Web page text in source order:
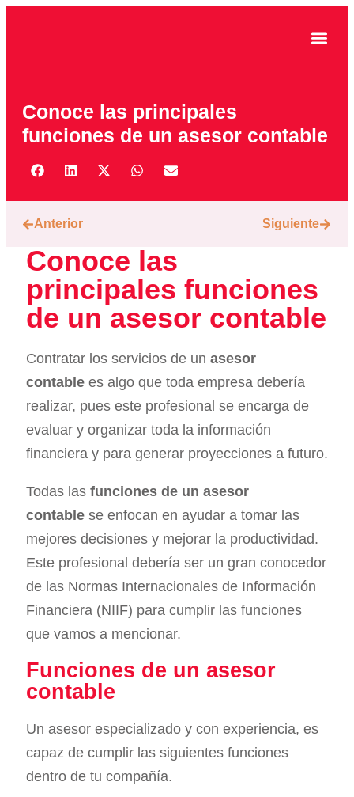
Conoce las principales
funciones de un asesor contable
Conoce las
principales funciones
de un asesor contable
Contratar los servicios de un asesor
contable es algo que toda empresa debería
realizar, pues este profesional se encarga de
evaluar y organizar toda la información
financiera y para generar proyecciones a futuro.
Todas las funciones de un asesor
contable se enfocan en ayudar a tomar las
mejores decisiones y mejorar la productividad.
Este profesional debería ser un gran conocedor
de las Normas Internacionales de Información
Financiera (NIIF) para cumplir las funciones
que vamos a mencionar.
Funciones de un asesor
contable
Un asesor especializado y con experiencia, es
capaz de cumplir las siguientes funciones
dentro de tu compañía.
Anterior Siguiente